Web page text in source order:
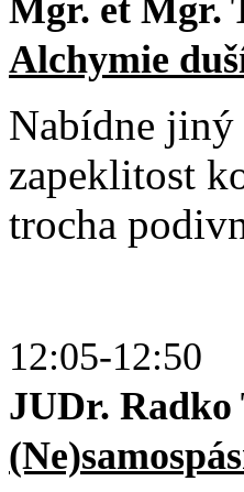
Mgr. et Mgr.
Alchymie
Nabídne jiný
zapeklitost
trocha
12:05-12:50
JUDr. Radko